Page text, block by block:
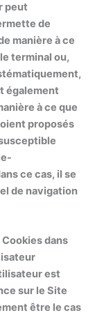
peut
de
manière à ce
terminal ou,
également
à ce que
proposés
ce cas, il se
de navigation
dans
est
sur le Site
être le cas